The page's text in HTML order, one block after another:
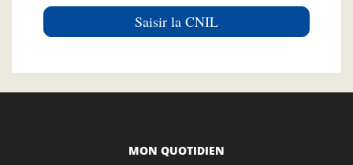
Saisir la CNIL
MON QUOTIDIEN